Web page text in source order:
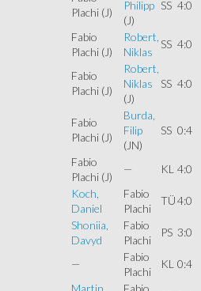
Plachi (J)
Philipp
(J)
SS 4:0
Fabio
Plachi (J)
Robert,
Niklas
SS 4:0
Fabio
Plachi (J)
Robert,
Niklas
(J)
SS 4:0
Fabio
Plachi (J)
Burda,
Filip
(JN)
SS 0:4
Fabio
Plachi (J)
— KL 4:0
Koch,
Daniel
Fabio
Plachi
TÜ4:0
Shoniia,
Davyd
Fabio
Plachi
PS 3:0
—
Fabio
Plachi
KL 0:4
Martin,
Fabio